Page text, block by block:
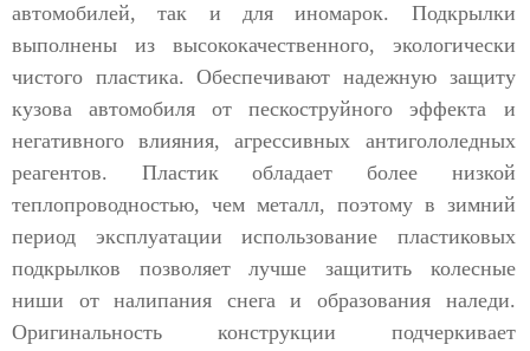
автомобилей, так и для иномарок. Подкрылки
выполнены из высококачественного, экологически
чистого пластика. Обеспечивают надежную защиту
кузова автомобиля от пескоструйного эффекта и
негативного влияния, агрессивных антигололедных
реагентов. Пластик обладает более низкой
теплопроводностью, чем металл, поэтому в зимний
период эксплуатации использование пластиковых
подкрылков позволяет лучше защитить колесные
ниши от налипания снега и образования наледи.
Оригинальность конструкции подчеркивает